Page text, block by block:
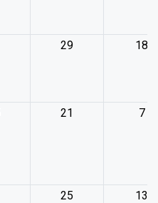
29 18
21 7
25 13